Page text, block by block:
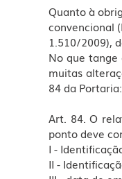
Quanto à
convencional
1.510/2009),
No que tange
muitas
84 da Portaria:
Art. 84. O
ponto deve
I -
II -